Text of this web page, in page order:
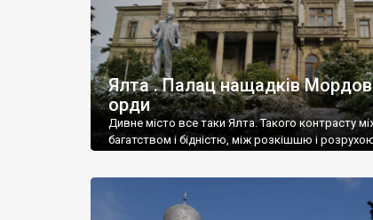
Ялта . Палац нащадків
орди
Дивне місто все таки Ялта. Такого контрасту
багатством і бідністю, між розкішшю і